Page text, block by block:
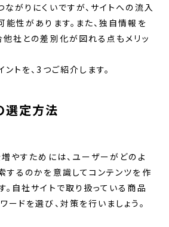
がりにくいですが、サイトへの流入
能性があります。また、独自情報を
他社との差別化が図れる点もメリッ
トを、3つご紹介します。
選定方法
やすためには、ユーザーがどのよ
するのかを意識してコンテンツを作
。自社サイトで取り扱っている商品
ードを選び、対策を行いましょう。